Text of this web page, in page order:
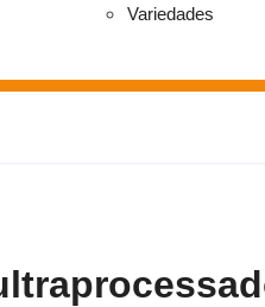
Variedades